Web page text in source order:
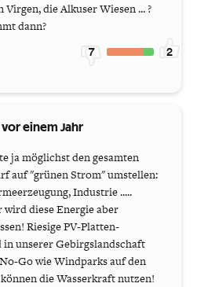
Virgen, die Alkuser Wiesen ... ?
dann?
7 2
vor einem Jahr
ja möglichst den gesamten
auf "grünen Strom" umstellen:
Industrie .....
diese Energie aber
Riesige PV-Platten-
in unserer Gebirgslandschaft
Go wie Windparks auf den
die Wasserkraft nutzen!